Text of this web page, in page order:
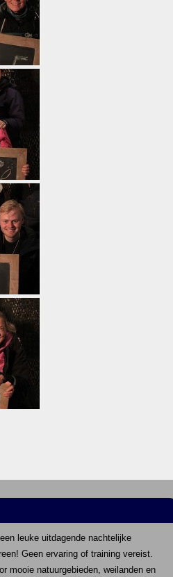
leuke uitdagende nachtelijke
Geen ervaring of training vereist.
mooie natuurgebieden, weilanden en